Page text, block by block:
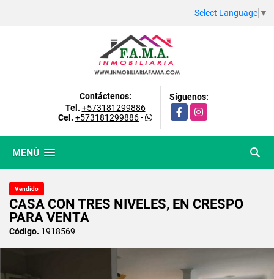
Select Language ▼
Contáctenos:
Tel. +573181299886
Cel. +573181299886-
Síguenos:
FacebookInstagram
MENÚ
Vendido
CASA CON TRES NIVELES, EN CRESPO
PARA VENTA
Código. 1918569